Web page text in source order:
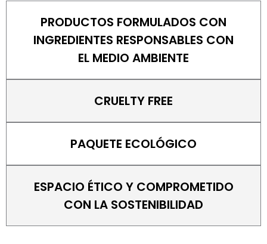
PRODUCTOS FORMULADOS CON
INGREDIENTES RESPONSABLES CON
EL MEDIO AMBIENTE
CRUELTY FREE
PAQUETE ECOLÓGICO
ESPACIO ÉTICO Y COMPROMETIDO
CON LA SOSTENIBILIDAD